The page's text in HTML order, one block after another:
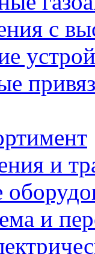
с
и
и